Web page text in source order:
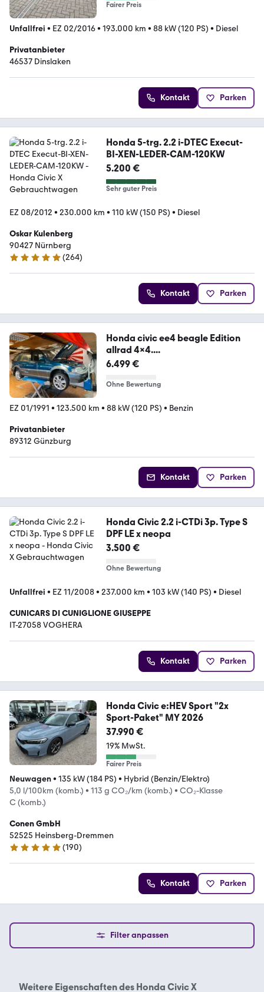
Fairer Preis
Unfallfrei • EZ 02/2016• 193.000 km • 88 kW (120 PS) • Diesel
Privatanbieter
46537 Dinslaken
Kontakt Parken
Honda 5-trg. 2.2 i-DTEC Execut-
BI-XEN-LEDER-CAM-120KW
5.200 €
Sehr guter Preis
EZ 08/2012 • 230.000 km • 110 kW (150 PS) • Diesel
Oskar Kulenberg
90427 Nürnberg
4.8 Sterne
(264)
Kontakt Parken
Honda civic ee4 beagle Edition
allrad 4x4....
6.499 €
Ohne Bewertung
EZ 01/1991 • 123.500 km • 88 kW (120 PS) • Benzin
Privatanbieter
89312 Günzburg
Kontakt Parken
Honda Civic 2.2 i-CTDi 3p. Type S
DPF LE x neopa
3.500 €
Ohne Bewertung
Unfallfrei • EZ 11/2008• 237.000 km • 103 kW (140 PS) • Diesel
CUNICARS DI CUNIGLIONE GIUSEPPE
IT-27058 VOGHERA
Kontakt Parken
Honda Civic e:HEV Sport "2x
Sport-Paket" MY 2026
37.990 €
19% MwSt.
Fairer Preis
Neuwagen• 135 kW (184 PS) • Hybrid (Benzin/Elektro)
5,0 l/100km (komb.) • 113 g CO₂/km (komb.) • CO₂-Klasse
C (komb.)
Conen GmbH
52525 Heinsberg-Dremmen
4.8 Sterne
(190)
Kontakt Parken
Filter anpassen
Weitere Eigenschaften des Honda Civic X